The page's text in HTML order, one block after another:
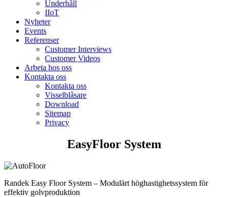
Underhåll
IIoT
Nyheter
Events
Referenser
Customer Interviews
Customer Videos
Arbeta hos oss
Kontakta oss
Kontakta oss
Visselblåsare
Download
Sitemap
Privacy
EasyFloor System
Randek Easy Floor System – Modulärt höghastighetssystem för
effektiv golvproduktion